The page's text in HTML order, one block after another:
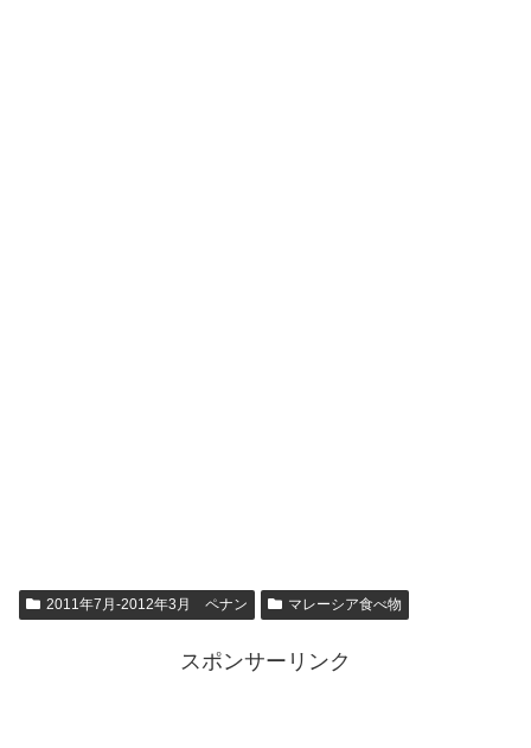
2011年7月-2012年3月 ペナン マレーシア食べ物
スポンサーリンク